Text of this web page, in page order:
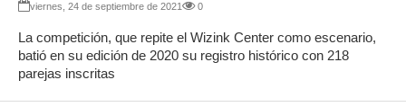
viernes, 24 de septiembre de 2021 0
La competición, que repite el Wizink Center como escenario,
batió en su edición de 2020 su registro histórico con 218
parejas inscritas